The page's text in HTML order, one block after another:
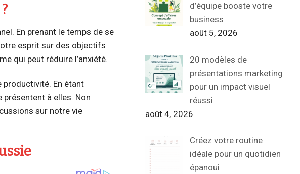
En prenant le temps de se
esprit sur des objectifs
qui peut réduire l’anxiété.
productivité. En étant
à elles. Non
sur notre vie
d’équipe booste votre
business
août 5, 2026
20 modèles de
présentations marketing
pour un impact visuel
réussi
août 4, 2026
Créez votre routine
idéale pour un quotidien
épanoui